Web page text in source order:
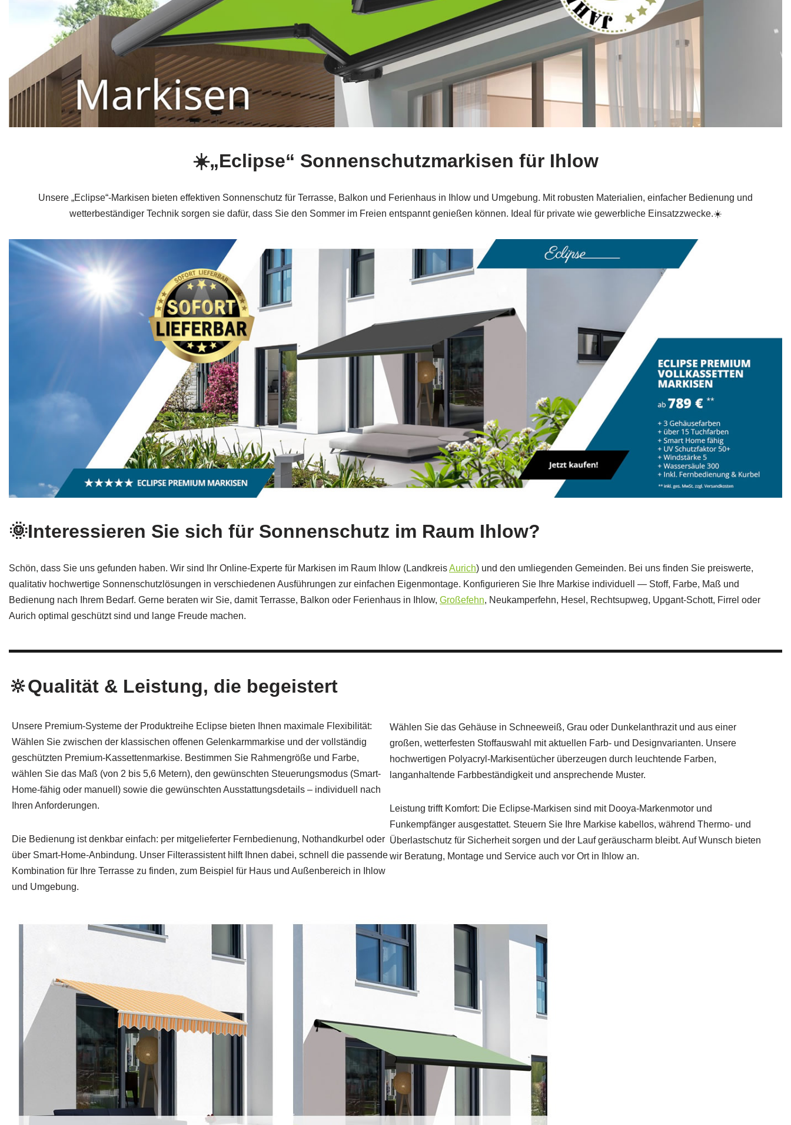
☀️„Eclipse“ Sonnenschutzmarkisen für Ihlow
Unsere „Eclipse“-Markisen bieten effektiven Sonnenschutz für Terrasse, Balkon und Ferienhaus in Ihlow und Umgebung. Mit robusten Materialien, einfacher Bedienung und
wetterbeständiger Technik sorgen sie dafür, dass Sie den Sommer im Freien entspannt genießen können. Ideal für private wie gewerbliche Einsatzzwecke.☀️
🌞Interessieren Sie sich für Sonnenschutz im Raum Ihlow?
Schön, dass Sie uns gefunden haben. Wir sind Ihr Online-Experte für Markisen im Raum Ihlow (LandkreisAurich) und den umliegenden Gemeinden. Bei uns finden Sie preiswerte,
qualitativ hochwertige Sonnenschutzlösungen in verschiedenen Ausführungen zur einfachen Eigenmontage. Konfigurieren Sie Ihre Markise individuell — Stoff, Farbe, Maß und
Bedienung nach Ihrem Bedarf. Gerne beraten wir Sie, damit Terrasse, Balkon oder Ferienhaus in Ihlow, Großefehn, Neukamperfehn, Hesel, Rechtsupweg, Upgant-Schott, Firrel oder
Aurich optimal geschützt sind und lange Freude machen.
🔆Qualität & Leistung, die begeistert
Unsere Premium-Systeme der Produktreihe Eclipse bieten Ihnen maximale Flexibilität:
Wählen Sie zwischen der klassischen offenen Gelenkarmmarkise und der vollständig
geschützten Premium-Kassettenmarkise. Bestimmen Sie Rahmengröße und Farbe,
wählen Sie das Maß (von 2 bis 5,6 Metern), den gewünschten Steuerungsmodus (Smart-
Home-fähig oder manuell) sowie die gewünschten Ausstattungsdetails – individuell nach
Ihren Anforderungen.
Die Bedienung ist denkbar einfach: per mitgelieferter Fernbedienung, Nothandkurbel oder
über Smart-Home-Anbindung. Unser Filterassistent hilft Ihnen dabei, schnell die passende
Kombination für Ihre Terrasse zu finden, zum Beispiel für Haus und Außenbereich in Ihlow
und Umgebung.
Wählen Sie das Gehäuse in Schneeweiß, Grau oder Dunkelanthrazit und aus einer
großen, wetterfesten Stoffauswahl mit aktuellen Farb- und Designvarianten. Unsere
hochwertigen Polyacryl-Markisentücher überzeugen durch leuchtende Farben,
langanhaltende Farbbeständigkeit und ansprechende Muster.
Leistung trifft Komfort: Die Eclipse-Markisen sind mit Dooya-Markenmotor und
Funkempfänger ausgestattet. Steuern Sie Ihre Markise kabellos, während Thermo- und
Überlastschutz für Sicherheit sorgen und der Lauf geräuscharm bleibt. Auf Wunsch bieten
wir Beratung, Montage und Service auch vor Ort in Ihlow an.